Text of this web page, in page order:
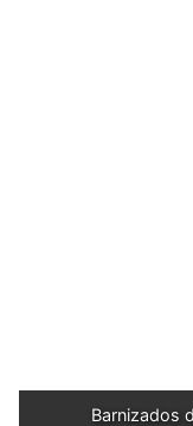
Barnizados